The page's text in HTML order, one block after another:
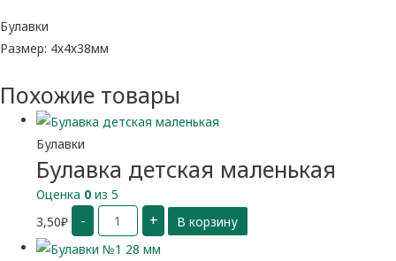
Булавки
Размер: 4х4х38мм
Похожие товары
Булавки
Булавка детская маленькая
Оценка 0 из 5
3,50₽ -
Количество
Булавка
детская
маленькая
+ В корзину